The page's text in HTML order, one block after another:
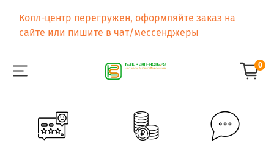
Колл-центр перегружен, оформляйте заказ на
сайте или пишите в чат/мессенджеры
0